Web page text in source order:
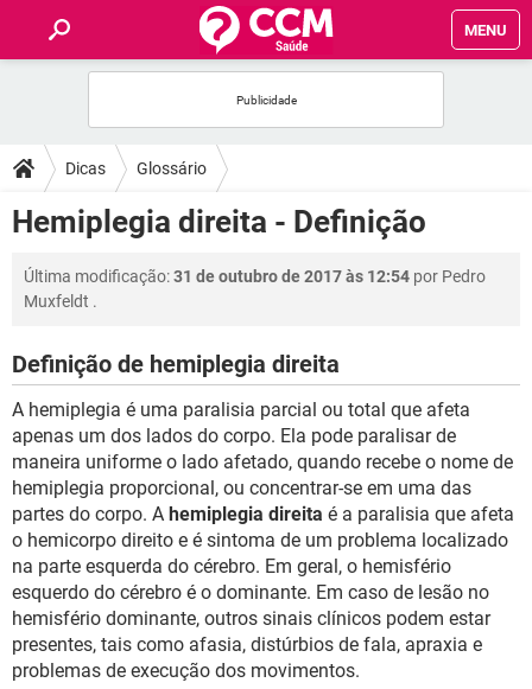
MENU
FÓRUM
SAÚDE
FAMÍLIA
SEXUALIDADE
GLOSSÁRIO
Dicas Glossário
Hemiplegia direita - Definição
Última modificação:31 de outubro de 2017 às 12:54 por Pedro
Muxfeldt .
Definição de hemiplegia direita
A hemiplegia é uma paralisia parcial ou total que afeta
apenas um dos lados do corpo. Ela pode paralisar de
maneira uniforme o lado afetado, quando recebe o nome de
hemiplegia proporcional, ou concentrar-se em uma das
partes do corpo. A hemiplegia direita é a paralisia que afeta
o hemicorpo direito e é sintoma de um problema localizado
na parte esquerda do cérebro. Em geral, o hemisfério
esquerdo do cérebro é o dominante. Em caso de lesão no
hemisfério dominante, outros sinais clínicos podem estar
presentes, tais como afasia, distúrbios de fala, apraxia e
problemas de execução dos movimentos.